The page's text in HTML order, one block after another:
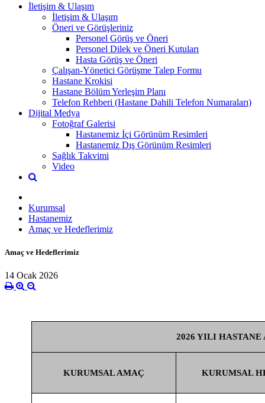
İletişim & Ulaşım
İletişim & Ulaşım
Öneri ve Görüşleriniz
Personel Görüş ve Öneri
Personel Dilek ve Öneri Kutuları
Hasta Görüş ve Öneri
Çalışan-Yönetici Görüşme Talep Formu
Hastane Krokisi
Hastane Bölüm Yerleşim Planı
Telefon Rehberi (Hastane Dahili Telefon Numaraları)
Dijital Medya
Fotoğraf Galerisi
Hastanemiz İçi Görünüm Resimleri
Hastanemiz Dış Görünüm Resimleri
Sağlık Takvimi
Video
Kurumsal
Hastanemiz
Amaç ve Hedeflerimiz
Amaç ve Hedeflerimiz
14 Ocak 2026
2026 YILI
KURUMSAL AMAÇ KURUMSAL